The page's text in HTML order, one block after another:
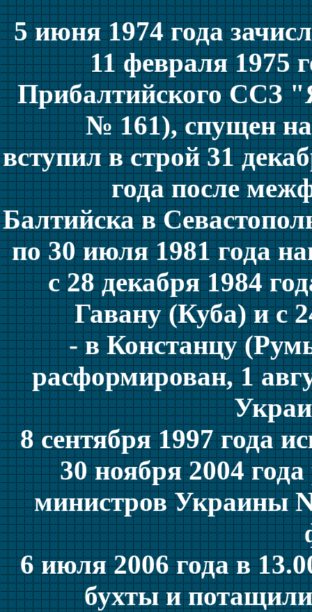
5 июня 1974 года
11 февраля 1975
Прибалтийского ССЗ
№ 161), спущен
вступил в строй 31
года после
Балтийска в
по 30 июля 1981 года
с 28 декабря 1984
Гавану (Куба) и с
- в Констанцу
расформирован, 1
8 сентября 1997 года
30 ноября 2004
министров Украины
6 июля 2006 года в
бухты и